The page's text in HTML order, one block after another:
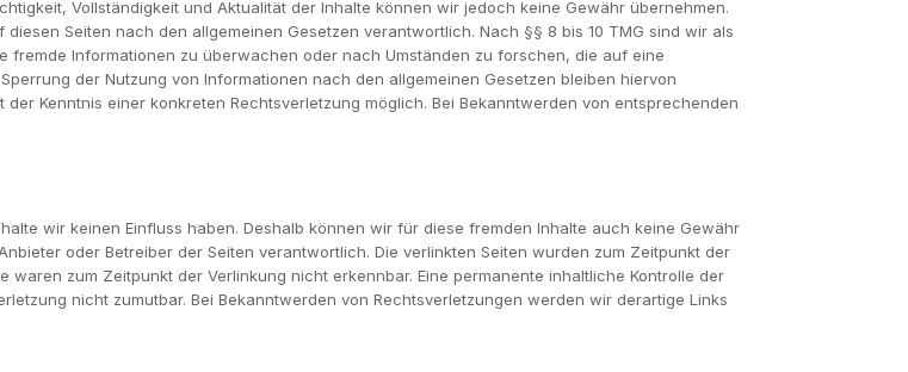
Vollständigkeit und Aktualität der Inhalte können wir jedoch keine Gewähr übernehmen.
Seiten nach den allgemeinen Gesetzen verantwortlich. Nach §§ 8 bis 10 TMG sind wir als
Informationen zu überwachen oder nach Umständen zu forschen, die auf eine
der Nutzung von Informationen nach den allgemeinen Gesetzen bleiben hiervon
Kenntnis einer konkreten Rechtsverletzung möglich. Bei Bekanntwerden von entsprechenden
wir keinen Einfluss haben. Deshalb können wir für diese fremden Inhalte auch keine Gewähr
oder Betreiber der Seiten verantwortlich. Die verlinkten Seiten wurden zum Zeitpunkt der
zum Zeitpunkt der Verlinkung nicht erkennbar. Eine permanente inhaltliche Kontrolle der
nicht zumutbar. Bei Bekanntwerden von Rechtsverletzungen werden wir derartige Links